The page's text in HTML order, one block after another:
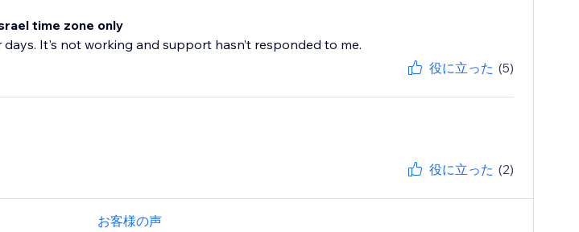
time zone only
It's not working and support hasn’t responded to me.
役に立った (5)
役に立った (2)
お客様の声